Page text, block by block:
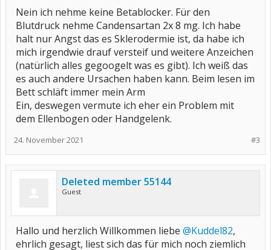
Nein ich nehme keine Betablocker. Für den
Blutdruck nehme Candensartan 2x 8 mg. Ich habe
halt nur Angst das es Sklerodermie ist, da habe ich
mich irgendwie drauf versteif und weitere Anzeichen
(natürlich alles gegoogelt was es gibt). Ich weiß das
es auch andere Ursachen haben kann. Beim lesen im
Bett schläft immer mein Arm
Ein, deswegen vermute ich eher ein Problem mit
dem Ellenbogen oder Handgelenk.
#3
24. November 2021
Deleted member 55144
Guest
Hallo und herzlich Willkommen liebe @Kuddel82,
ehrlich gesagt, liest sich das für mich noch ziemlich